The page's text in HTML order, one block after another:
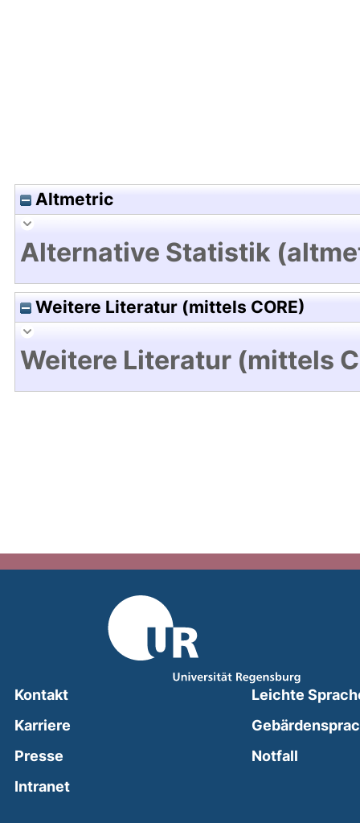
Altmetric
Alternative Statistik
Weitere Literatur (mittels CORE)
Weitere Literatur (mittels
Kontakt
Karriere
Presse
Intranet(external link, opens in a new window)
Leichte
Notfall